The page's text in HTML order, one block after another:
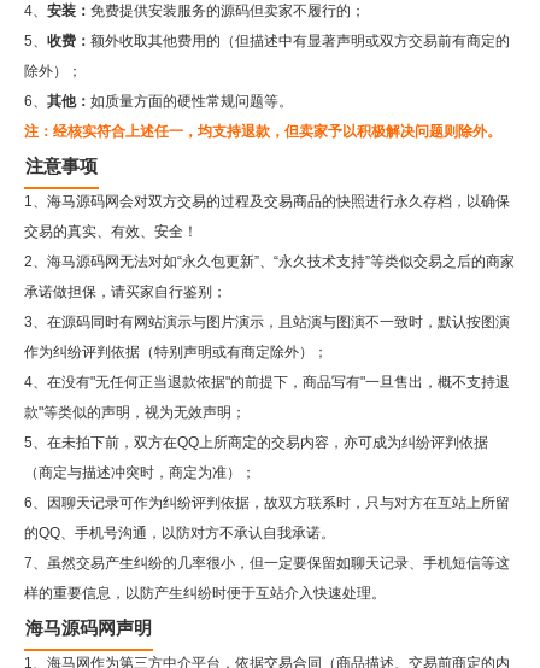
4、 安装： 免费提供安装服务的源码但卖家不履行的；
5、 收费： 额外收取其他费用的（但描述中有显著声明或双方交易前有商定的
除外）；
6、 其他： 如质量方面的硬性常规问题等。
注：经核实符合上述任一，均支持退款，但卖家予以积极解决问题则除外。
注意事项
1、海马源码网会对双方交易的过程及交易商品的快照进行永久存档，以确保
交易的真实、有效、安全！
2、 海马源码网无法对如“永久包更新”、“永久技术支持”等类似交易之后的商家
承诺做担保，请买家自行鉴别；
3、在源码同时有网站演示与图片演示，且站演与图演不一致时，默认按图演
作为纠纷评判依据（特别声明或有商定除外）；
4、在没有"无任何正当退款依据"的前提下，商品写有"一旦售出，概不支持退
款"等类似的声明，视为无效声明；
5、在未拍下前，双方在QQ上所商定的交易内容，亦可成为纠纷评判依据
（商定与描述冲突时，商定为准）；
6、因聊天记录可作为纠纷评判依据，故双方联系时，只与对方在互站上所留
的QQ、手机号沟通，以防对方不承认自我承诺。
7、虽然交易产生纠纷的几率很小，但一定要保留如聊天记录、手机短信等这
样的重要信息，以防产生纠纷时便于互站介入快速处理。
海马源码网声明
1、海马网作为第三方中介平台，依据交易合同（商品描述、交易前商定的内